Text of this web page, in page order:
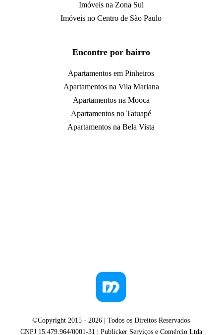
Imóveis na Zona Sul
Imóveis no Centro de São Paulo
Encontre por bairro
Apartamentos em Pinheiros
Apartamentos na Vila Mariana
Apartamentos na Mooca
Apartamentos no Tatuapé
Apartamentos na Bela Vista
©Copyright 2015 - 2026 | Todos os Direitos Reservados
CNPJ 15.479.964/0001-31 | Publicker Serviços e Comércio Ltda